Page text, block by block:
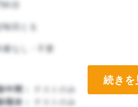
科目
毎回とる
書なし・不要
/中間：
テストのみ
/期末：
テストのみ
続きを